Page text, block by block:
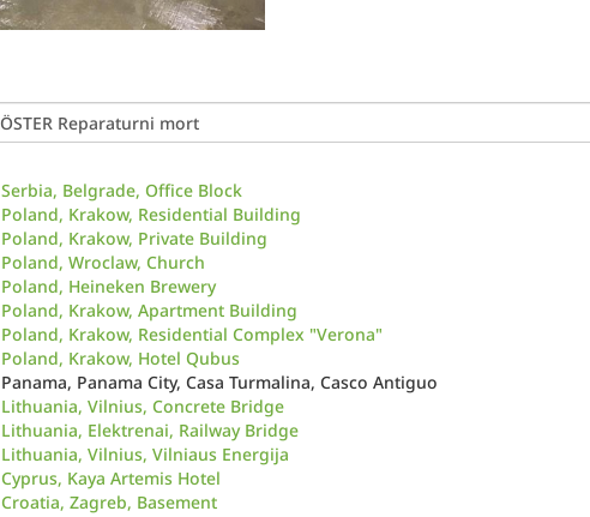
Serbia, Belgrade, Office Block
Poland, Krakow, Residential Building
Poland, Krakow, Private Building
Poland, Wroclaw, Church
Poland, Heineken Brewery
Poland, Krakow, Apartment Building
Poland, Krakow, Residential Complex "Verona"
Poland, Krakow, Hotel Qubus
Panama, Panama City, Casa Turmalina, Casco Antiguo
Lithuania, Vilnius, Concrete Bridge
Lithuania, Elektrenai, Railway Bridge
Lithuania, Vilnius, Vilniaus Energija
Cyprus, Kaya Artemis Hotel
Croatia, Zagreb, Basement